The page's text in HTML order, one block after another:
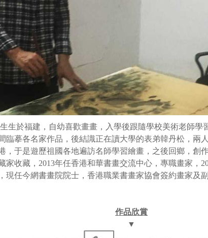
生於福建，自幼喜歡畫畫，入學後跟隨學校美術老師學
臨摹各名家作品，後結識正在讀大學的表弟韓丹松，兩
，于是遊歷祖國各地遍訪名師學習繪畫，之後回鄉，創
家收藏， 2013年任香港和華書畫交流中心，專職畫家，
現任今網書畫院院士，香港職業書畫家協會簽約畫家及
作品欣賞
▼